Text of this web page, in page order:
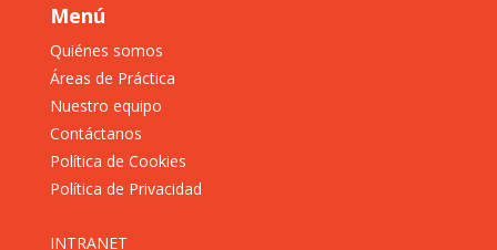
Menú
Quiénes somos
Áreas de Práctica
Nuestro equipo
Contáctanos
Política de Cookies
Política de Privacidad
INTRANET